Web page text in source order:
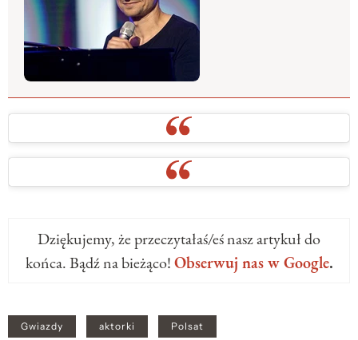
Dziękujemy, że przeczytałaś/eś nasz artykuł do
końca. Bądź na bieżąco!Obserwuj nas w Google.
Gwiazdy aktorki Polsat